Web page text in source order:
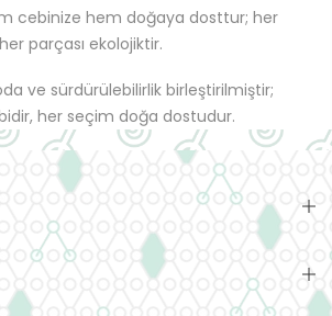
cebinize hem doğaya dosttur; her
parçası ekolojiktir.
ve sürdürülebilirlik birleştirilmiştir;
her seçim doğa dostudur.